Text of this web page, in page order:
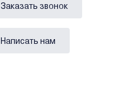
Заказать звонок
Написать нам